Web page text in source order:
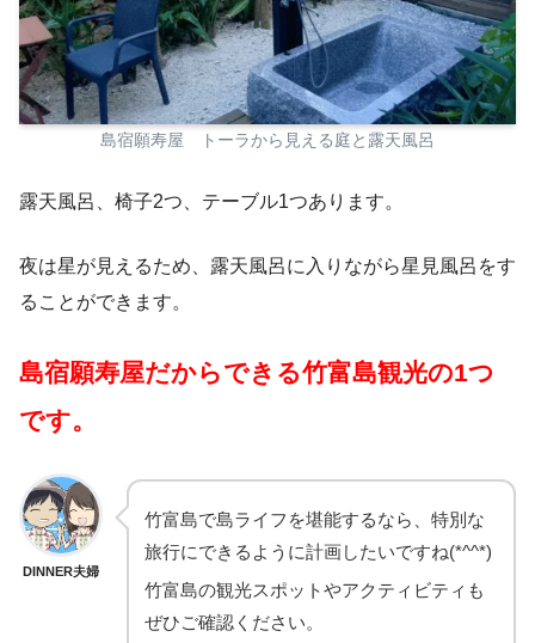
島宿願寿屋 トーラから見える庭と露天風呂
露天風呂、椅子2つ、テーブル1つあります。
夜は星が見えるため、露天風呂に入りながら星見風呂をす
ることができます。
島宿願寿屋だからできる竹富島観光の1つ
です。
DINNER夫婦
竹富島で島ライフを堪能するなら、特別な
旅行にできるように計画したいですね(*^^*)
竹富島の観光スポットやアクティビティも
ぜひご確認ください。